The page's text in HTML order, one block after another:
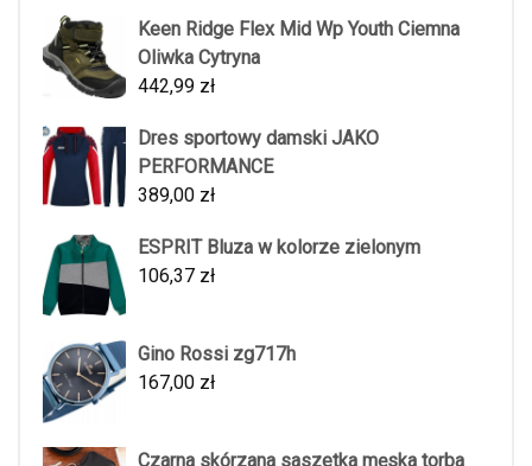
Keen Ridge Flex Mid Wp Youth Ciemna
Oliwka Cytryna
442,99 zł
Dres sportowy damski JAKO
PERFORMANCE
389,00 zł
ESPRIT Bluza w kolorze zielonym
106,37 zł
Gino Rossi zg717h
167,00 zł
Czarna skórzana saszetka męska torba